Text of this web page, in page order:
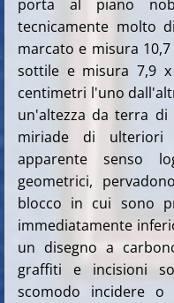
porta al piano
tecnicamente molto
marcato e misura
sottile e misura 7,9
centimetri l'uno
un'altezza da terra
miriade di ulteriori
apparente senso
geometrici,
blocco in cui sono
immediatamente
un disegno a
graffiti e incisioni
scomodo incidere o